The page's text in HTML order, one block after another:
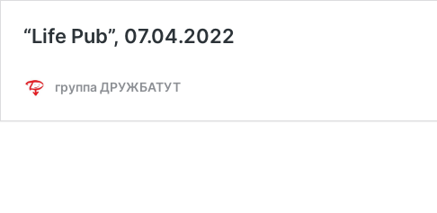
“Life Pub”, 07.04.2022
группа ДРУЖБАТУТ